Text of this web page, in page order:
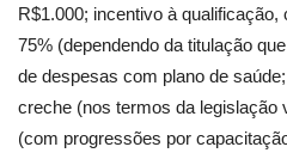
R$1.000; incentivo à
75% (dependendo da titulação
de despesas com plano de
creche (nos termos da legislação
(com progressões por